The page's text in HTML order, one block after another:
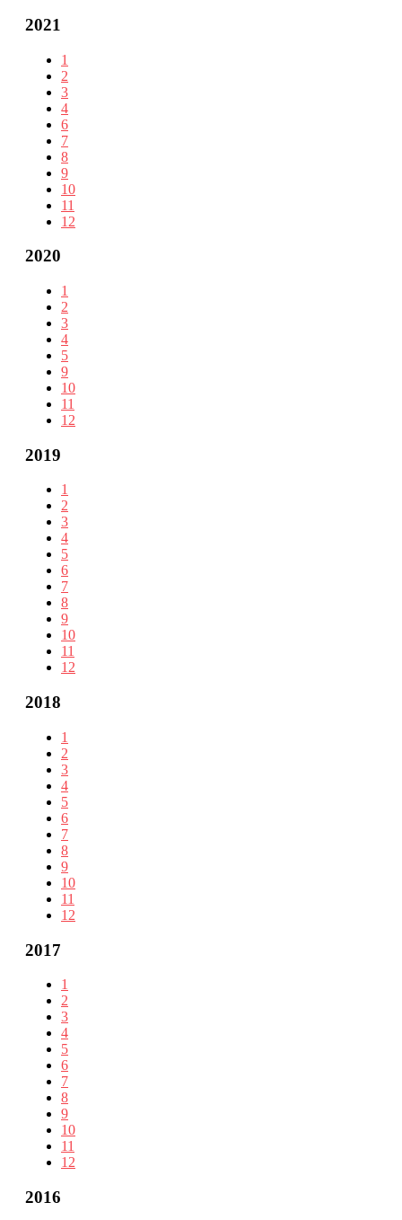
2021
1
2
3
4
6
7
8
9
10
11
12
2020
1
2
3
4
5
9
10
11
12
2019
1
2
3
4
5
6
7
8
9
10
11
12
2018
1
2
3
4
5
6
7
8
9
10
11
12
2017
1
2
3
4
5
6
7
8
9
10
11
12
2016